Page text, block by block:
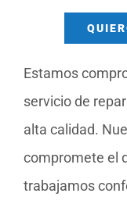
Estamos
servicio de
alta calidad.
compromete el
trabajamos